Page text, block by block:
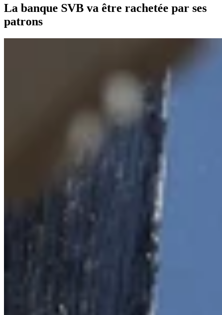
La banque SVB va être rachetée par ses
patrons